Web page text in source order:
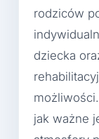
rodziców
dziecka
jak ważne